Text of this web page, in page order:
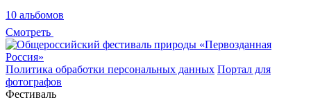
10 альбомов
Смотреть
Политика обработки персональных данных Портал для
фотографов
Фестиваль